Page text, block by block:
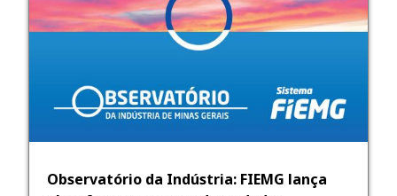
Observatório da Indústria: FIEMG lança